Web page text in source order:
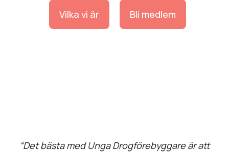
Vilka vi är Bli medlem
“Det bästa med Unga Drogförebyggare är att